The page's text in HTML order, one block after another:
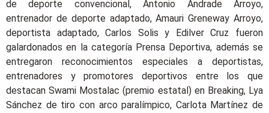
de deporte convencional, Antonio Andrade Arroyo,
entrenador de deporte adaptado, Amauri Greneway Arroyo,
deportista adaptado, Carlos Solis y Edilver Cruz fueron
galardonados en la categoría Prensa Deportiva, además se
entregaron reconocimientos especiales a deportistas,
entrenadores y promotores deportivos entre los que
destacan Swami Mostalac (premio estatal) en Breaking, Lya
Sánchez de tiro con arco paralímpico, Carlota Martínez de